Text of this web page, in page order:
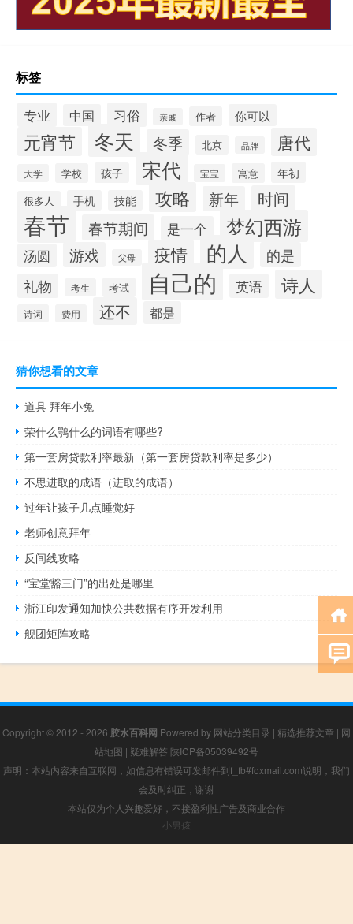
标签
专业 中国 习俗 亲戚 作者 你可以
元宵节 冬天 冬季 北京 品牌 唐代
大学 学校 孩子 宋代 宝宝 寓意 年初
很多人 手机 技能 攻略 新年 时间
春节 春节期间 是一个 梦幻西游
汤圆 游戏 父母 疫情 的人 的是
礼物 考生 考试 自己的 英语 诗人
诗词 费用 还不 都是
猜你想看的文章
道具 拜年小兔
荣什么鹗什么的词语有哪些?
第一套房贷款利率最新（第一套房贷款利率是多少）
不思进取的成语（进取的成语）
过年让孩子几点睡觉好
老师创意拜年
反间线攻略
“宝堂豁三门”的出处是哪里
浙江印发通知加快公共数据有序开发利用
舰团矩阵攻略
Copyright © 2012 - 2026 胶水百科网 Powered by 网站分类目录 | 精选推荐文章 | 网
站地图 | 疑难解答 陕ICP备05039492号
声明：本站内容来自互联网，如信息有错误可发邮件到f_fb#foxmail.com说明，我们
会及时纠正，谢谢
本站仅为个人兴趣爱好，不接盈利性广告及商业合作
小男孩